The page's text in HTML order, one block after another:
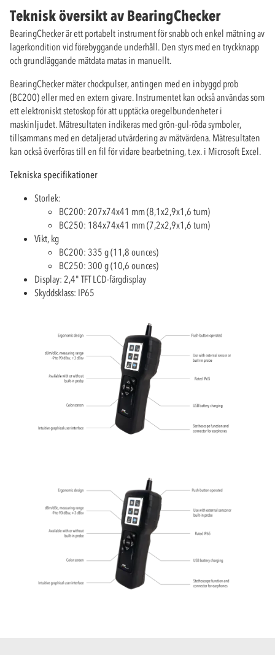
Teknisk översikt av BearingChecker
BearingChecker är ett portabelt instrument för snabb och enkel mätning av
lagerkondition vid förebyggande underhåll. Den styrs med en tryckknapp
och grundläggande mätdata matas in manuellt.
BearingChecker mäter chockpulser, antingen med en inbyggd prob
(BC200) eller med en extern givare. Instrumentet kan också användas som
ett elektroniskt stetoskop för att upptäcka oregelbundenheter i
maskinljudet. Mätresultaten indikeras med grön-gul-röda symboler,
tillsammans med en detaljerad utvärdering av mätvärdena. Mätresultaten
kan också överföras till en fil för vidare bearbetning, t.ex. i Microsoft Excel.
Tekniska specifikationer
Storlek:
BC200: 207x74x41 mm (8,1x2,9x1,6 tum)
BC250: 184x74x41 mm (7,2x2,9x1,6 tum)
Vikt, kg
BC200: 335 g (11,8 ounces)
BC250: 300 g (10,6 ounces)
Display: 2,4" TFT LCD-färgdisplay
Skyddsklass: IP65